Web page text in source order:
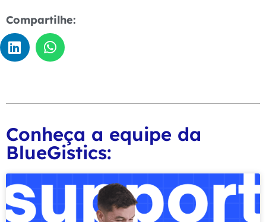
Compartilhe:
Conheça a equipe da
BlueGistics: